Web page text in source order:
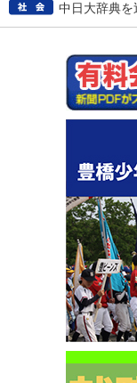
中日大辞典を